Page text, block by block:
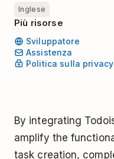
Inglese
Più risorse
Sviluppatore
Assistenza
Politica sulla privacy
By integrating
amplify the
task creation,